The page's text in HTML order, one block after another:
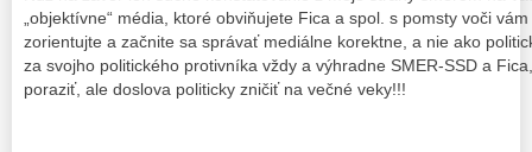
„objektívne“ média, ktoré obviňujete Fica a spol. s pomsty voči
zorientujte a začnite sa správať mediálne korektne, a nie ako
za svojho politického protivníka vždy a výhradne SMER-SSD a
poraziť, ale doslova politicky zničiť na večné veky!!!